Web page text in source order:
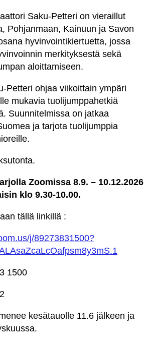
Saku-Petteri on vieraillut
Pohjanmaan, Kainuun ja Savon
hyvinvointikiertuetta, jossa
merkityksestä sekä
aloittamiseen.
Petteri ohjaa viikoittain ympäri
mukavia tuolijumppahetkiä
Suunnitelmissa on jatkaa
ja tarjota tuolijumppia
Zoomissa 8.9. – 10.12.2026
klo 9.30-10.00.
tällä linkillä :
j/89273831500?
1500
kesätauolle 11.6 jälkeen ja